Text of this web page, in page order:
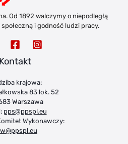
Od 1892 walczymy o niepodległą
i godność ludzi pracy.
Kontakt
krajowa:
83 lok. 52
Warszawa
pps@ppspl.eu
Wykonawczy: